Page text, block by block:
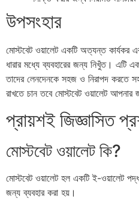
উপসংহার
মোস্টবেট ওয়ালেট একটি অত্যন্ত কার্যকর
ধারার মধ্যে ব্যবহারের জন্য নিখুঁত। এটি
তাদের লেনদেনকে সহজ ও নিরাপদ করতে
রাখতে চান তবে মোস্টবেট ওয়ালেট আপনার
প্রায়শই জিজ্ঞাসিত
মোস্টবেট ওয়ালেট কি?
মোস্টবেট ওয়ালেট হল একটি ই-ওয়ালেট
জন্য ব্যবহার করা হয়।